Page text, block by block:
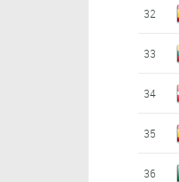
32
33
34
35
36